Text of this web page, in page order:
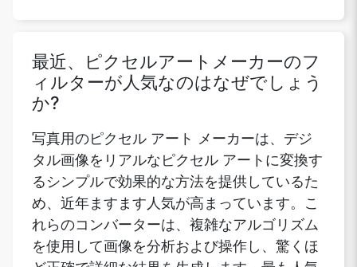
最近、ピクセルアートメーカーのフ
ィルターが人気なのはなぜでしょう
か?
写真用のピクセル アート メーカーは、デジ
タル画像をリアルなピクセル アートに変換す
るシンプルで効果的な方法を提供しているた
め、近年ますます人気が高まっています。こ
れらのコンバーターは、複雑なアルゴリズム
を使用して画像を分析および操作し、驚くほ